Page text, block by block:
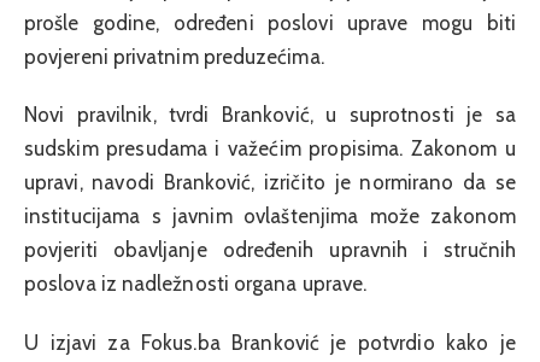
prošle godine, određeni poslovi uprave mogu biti
povjereni privatnim preduzećima.
Novi pravilnik, tvrdi Branković, u suprotnosti je sa
sudskim presudama i važećim propisima. Zakonom u
upravi, navodi Branković, izričito je normirano da se
institucijama s javnim ovlaštenjima može zakonom
povjeriti obavljanje određenih upravnih i stručnih
poslova iz nadležnosti organa uprave.
U izjavi za Fokus.ba Branković je potvrdio kako je